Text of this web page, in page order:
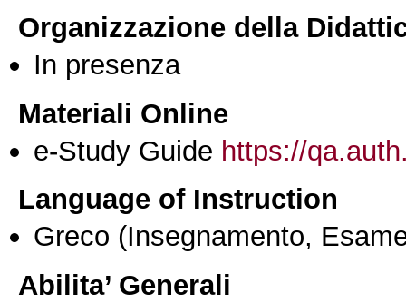
Organizzazione della
In presenza
Materiali Online
e-Study Guide https://
Language of Instruction
Greco (Insegnamento,
Abilita’ Generali